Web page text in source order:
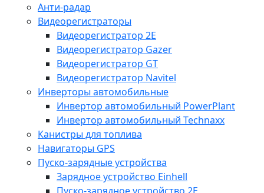
Анти-радар
Видеорегистраторы
Видеорегистратор 2E
Видеорегистратор Gazer
Видеорегистратор GT
Видеорегистратор Navitel
Инверторы автомобильные
Инвертор автомобильный PowerPlant
Инвертор автомобильный Technaxx
Канистры для топлива
Навигаторы GPS
Пуско-зарядные устройства
Зарядное устройство Einhell